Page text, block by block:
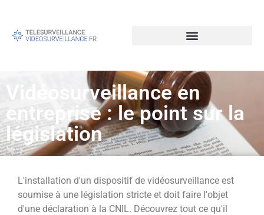
Vidéosurveillance en
entreprise : le point sur la
législation
L'installation d'un dispositif de vidéosurveillance est
soumise à une législation stricte et doit faire l'objet
d'une déclaration à la CNIL. Découvrez tout ce qu'il